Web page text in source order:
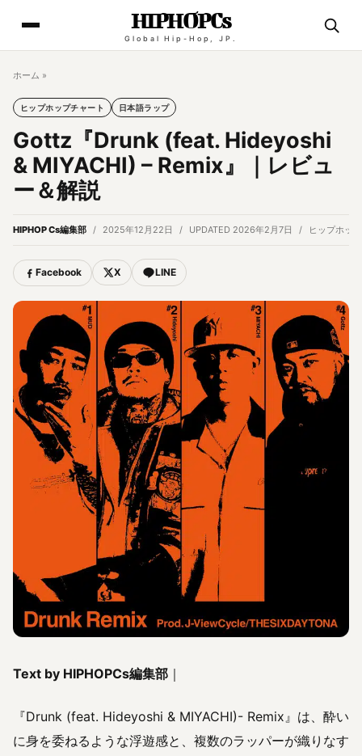
HIPHOPCs
Global Hip-Hop, JP.
ホーム »
ヒップホップチャート 日本語ラップ
Gottz『Drunk (feat. Hideyoshi
& MIYACHI) – Remix』｜レビュ
ー＆解説
HIPHOP Cs編集部 2025年12月22日 UPDATED 2026年2月7日 ヒップホッ
Facebook X LINE
Text by HIPHOPCs編集部 ｜
『Drunk (feat. Hideyoshi & MIYACHI)- Remix』は、酔い
に身を委ねるような浮遊感と、複数のラッパーが織りなす